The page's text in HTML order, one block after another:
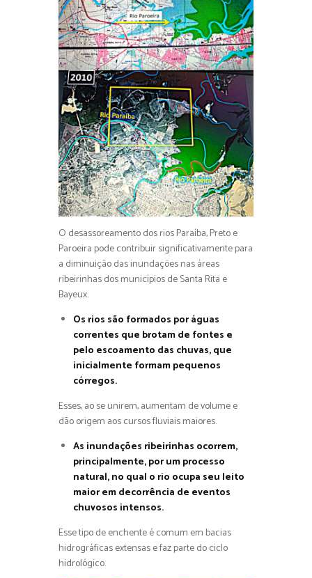
O desassoreamento dos rios Paraíba, Preto e
Paroeira pode contribuir significativamente para
a diminuição das inundações nas áreas
ribeirinhas dos municípios de Santa Rita e
Bayeux.
Os rios são formados por águas
correntes que brotam de fontes e
pelo escoamento das chuvas, que
inicialmente formam pequenos
córregos.
Esses, ao se unirem, aumentam de volume e
dão origem aos cursos fluviais maiores.
As inundações ribeirinhas ocorrem,
principalmente, por um processo
natural, no qual o rio ocupa seu leito
maior em decorrência de eventos
chuvosos intensos.
Esse tipo de enchente é comum em bacias
hidrográficas extensas e faz parte do ciclo
hidrológico.